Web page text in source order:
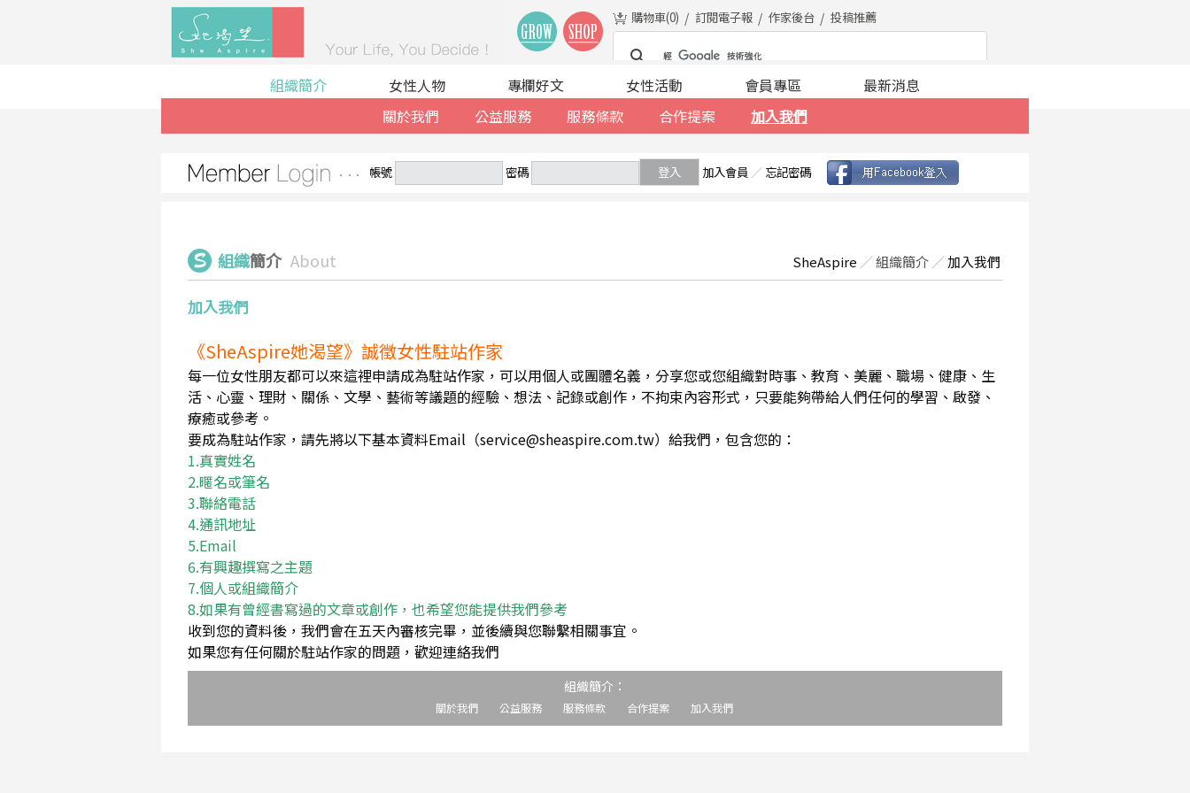
購物車(0) 訂閱電子報 作家後台 投稿推薦
組織簡介
關於我們
公益服務 服務條款 合作提案 加入我們
女性人物 專欄好文 女性活動 會員專區 最新消息
帳號 密碼 登入 加入會員 ／ 忘記密碼
組織簡介 About SheAspire ／組織簡介 ／加入我們
加入我們
《SheAspire她渴望》誠徵女性駐站作家
每一位女性朋友都可以來這裡申請成為駐站作家，可以用個人或團體名義，分享您或您組織對時事、教育、美麗、職場、健康、生
活、心靈、理財、關係、文學、藝術等議題的經驗、想法、記錄或創作，不拘束內容形式，只要能夠帶給人們任何的學習、啟發、
療癒或參考。
要成為駐站作家，請先將以下基本資料Email（service@sheaspire.com.tw）給我們，包含您的：
1.真實姓名
2.暱名或筆名
3.聯絡電話
4.通訊地址
5.Email
6.有興趣撰寫之主題
7.個人或組織簡介
8.如果有曾經書寫過的文章或創作，也希望您能提供我們參考
收到您的資料後，我們會在五天內審核完畢，並後續與您聯繫相關事宜。
如果您有任何關於駐站作家的問題，歡迎連絡我們
組織簡介：
關於我們 公益服務 服務條款 合作提案 加入我們